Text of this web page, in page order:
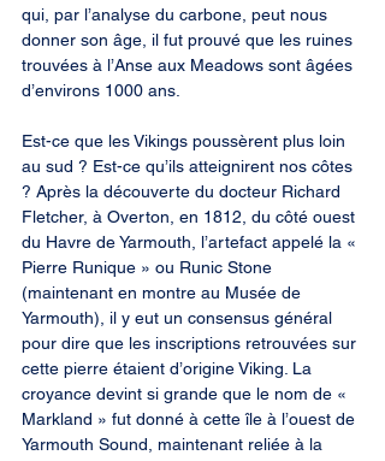
qui, par l’analyse du carbone, peut nous
donner son âge, il fut prouvé que les ruines
trouvées à l’Anse aux Meadows sont âgées
d’environs 1000 ans.
Est-ce que les Vikings poussèrent plus loin
au sud ? Est-ce qu’ils atteignirent nos côtes
? Après la découverte du docteur Richard
Fletcher, à Overton, en 1812, du côté ouest
du Havre de Yarmouth, l’artefact appelé la «
Pierre Runique » ou Runic Stone
(maintenant en montre au Musée de
Yarmouth), il y eut un consensus général
pour dire que les inscriptions retrouvées sur
cette pierre étaient d’origine Viking. La
croyance devint si grande que le nom de «
Markland » fut donné à cette île à l’ouest de
Yarmouth Sound, maintenant reliée à la